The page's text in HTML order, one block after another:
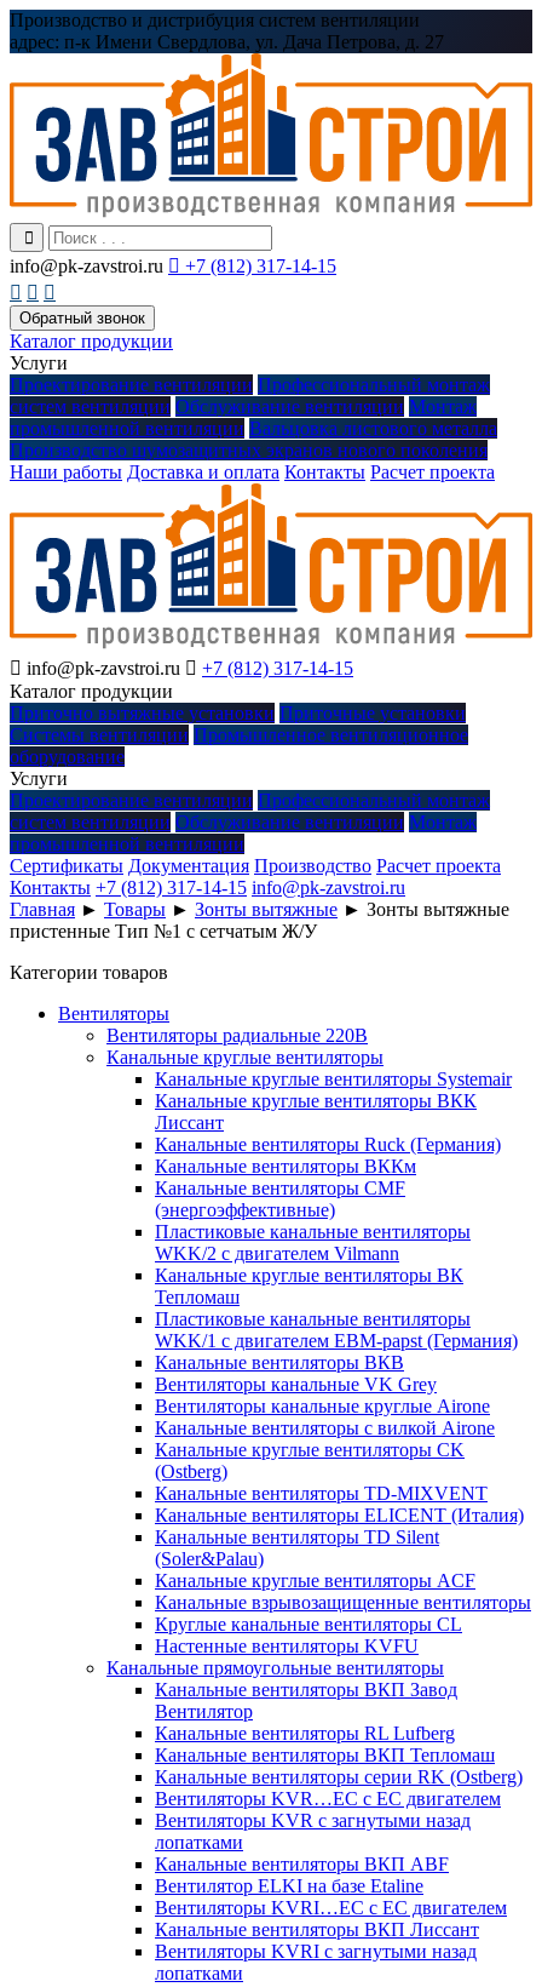
Производство и дистрибуция систем вентиляции
адрес: п-к Имени Свердлова, ул. Дача Петрова, д. 27
info@pk-zavstroi.ru  +7 (812) 317-14-15
  
Обратный звонок
Каталог продукции
Услуги
Проектирование вентиляции Профессиональный монтаж
систем вентиляции Обслуживание вентиляции Монтаж
промышленной вентиляции Вальцовка листового металла
Производство шумозащитных экранов нового поколения
Наши работы Доставка и оплата Контакты Расчет проекта
 info@pk-zavstroi.ru  +7 (812) 317-14-15
Каталог продукции
Приточно вытяжные установки Приточные установки
Системы вентиляции Промышленное вентиляционное
оборудование
Услуги
Проектирование вентиляции Профессиональный монтаж
систем вентиляции Обслуживание вентиляции Монтаж
промышленной вентиляции
Сертификаты Документация Производство Расчет проекта
Контакты +7 (812) 317-14-15 info@pk-zavstroi.ru
Главная ► Товары ► Зонты вытяжные ► Зонты вытяжные
пристенные Тип №1 с сетчатым Ж/У
Категории товаров
Вентиляторы
Вентиляторы радиальные 220В
Канальные круглые вентиляторы
Канальные круглые вентиляторы Systemair
Канальные круглые вентиляторы ВКК
Лиссант
Канальные вентиляторы Ruck (Германия)
Канальные вентиляторы ВККм
Канальные вентиляторы CMF
(энергоэффективные)
Пластиковые канальные вентиляторы
WKK/2 с двигателем Vilmann
Канальные круглые вентиляторы ВК
Тепломаш
Пластиковые канальные вентиляторы
WKK/1 с двигателем EBM-papst (Германия)
Канальные вентиляторы ВКВ
Вентиляторы канальные VK Grey
Вентиляторы канальные круглые Airone
Канальные вентиляторы с вилкой Airone
Канальные круглые вентиляторы CK
(Ostberg)
Канальные вентиляторы TD-MIXVENT
Канальные вентиляторы ELICENT (Италия)
Канальные вентиляторы TD Silent
(Soler&Palau)
Канальные круглые вентиляторы ACF
Канальные взрывозащищенные вентиляторы
Круглые канальные вентиляторы CL
Настенные вентиляторы KVFU
Канальные прямоугольные вентиляторы
Канальные вентиляторы ВКП Завод
Вентилятор
Канальные вентиляторы RL Lufberg
Канальные вентиляторы ВКП Тепломаш
Канальные вентиляторы серии RK (Ostberg)
Вентиляторы KVR…EC с EC двигателем
Вентиляторы KVR с загнутыми назад
лопатками
Канальные вентиляторы ВКП ABF
Вентилятор ELKI на базе Etaline
Вентиляторы KVRI…EC c EC двигателем
Канальные вентиляторы ВКП Лиссант
Вентиляторы KVRI с загнутыми назад
лопатками